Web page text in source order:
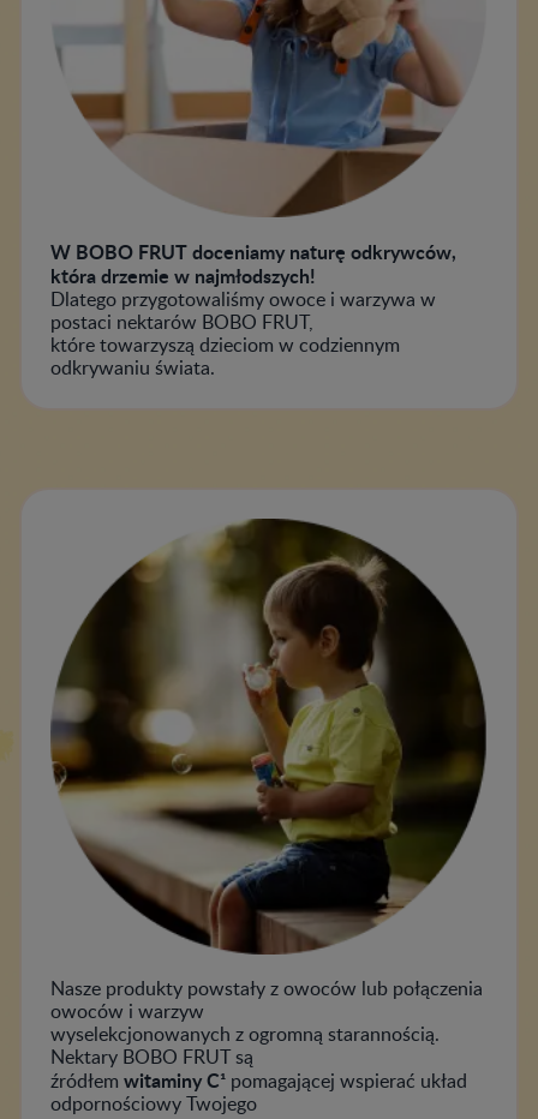
W BOBO FRUT doceniamy naturę odkrywców,
która drzemie w najmłodszych!
Dlatego przygotowaliśmy owoce i warzywa w
postaci nektarów BOBO FRUT,
które towarzyszą dzieciom w codziennym
odkrywaniu świata.
Nasze produkty powstały z owoców lub połączenia
owoców i warzyw
wyselekcjonowanych z ogromną starannością.
Nektary BOBO FRUT są
źródłem witaminy C¹ pomagającej wspierać układ
odpornościowy Twojego